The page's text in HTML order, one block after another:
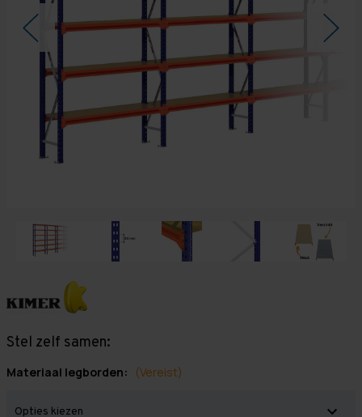
Stel zelf samen:
Materiaal legborden: (Vereist)